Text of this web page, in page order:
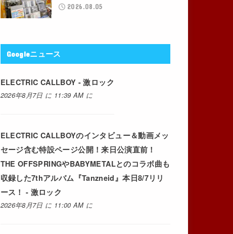
2026.08.05
Googleニュース
ELECTRIC CALLBOY - 激ロック
2026年8月7日 に 11:39 AM に
ELECTRIC CALLBOYのインタビュー＆動画メッ
セージ含む特設ページ公開！来日公演直前！
THE OFFSPRINGやBABYMETALとのコラボ曲も
収録した7thアルバム『Tanzneid』本日8/7リリ
ース！ - 激ロック
2026年8月7日 に 11:00 AM に